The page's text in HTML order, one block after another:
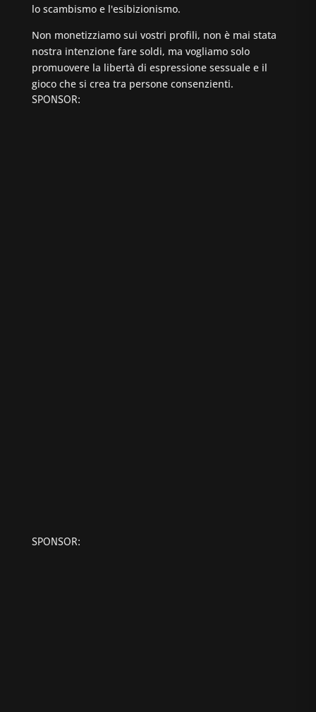
lo scambismo e l'esibizionismo.
Non monetizziamo sui vostri profili, non è mai stata
nostra intenzione fare soldi, ma vogliamo solo
promuovere la libertà di espressione sessuale e il
gioco che si crea tra persone consenzienti.
SPONSOR:
SPONSOR: